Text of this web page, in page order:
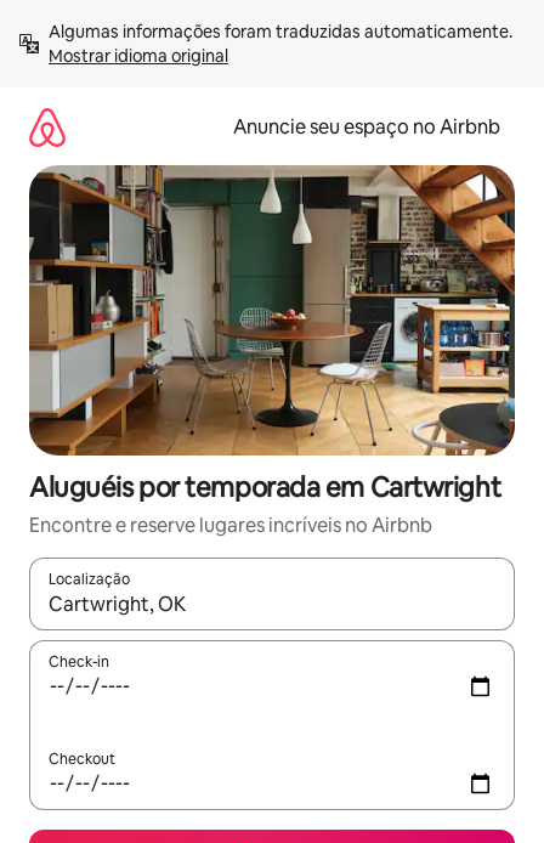
para
Mostrar idioma original
Anuncie seu espaço no Airbnb
Aluguéis por temporada em Cartwright
Encontre e reserve lugares incríveis no Airbnb
Localização
Quando os resultados estiverem disponíveis, explore-os
Check-in
Checkout